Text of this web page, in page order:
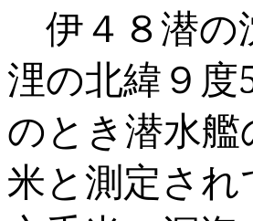
伊４８潜の
浬の北緯９度
のとき潜水艦
米と測定さ